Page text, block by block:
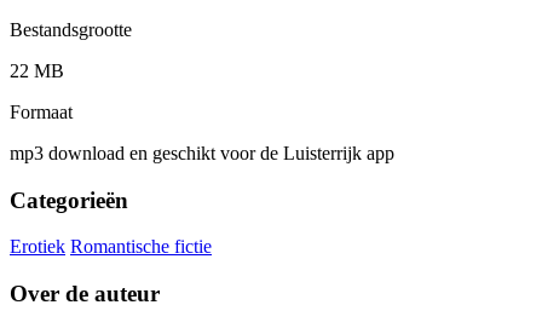
Bestandsgrootte
22 MB
Formaat
mp3 download en geschikt voor de Luisterrijk app
Categorieën
Erotiek Romantische fictie
Over de auteur